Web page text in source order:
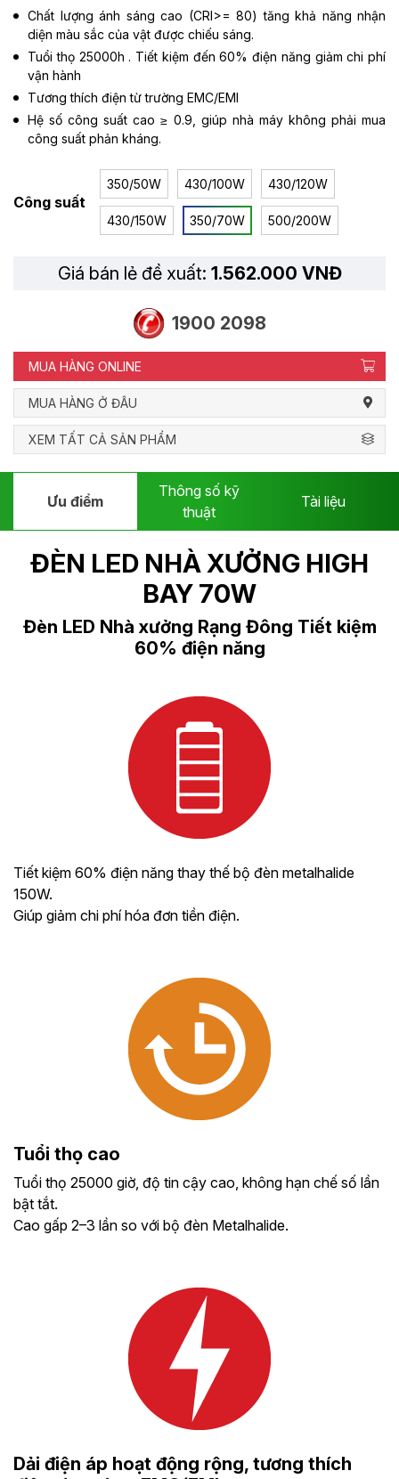
Chất lượng ánh sáng cao (CRI>= 80) tăng khả năng nhận
diện màu sắc của vật được chiếu sáng.
Tuổi thọ 25000h . Tiết kiệm đến 60% điện năng giảm chi phí
vận hành
Tương thích điện từ trường EMC/EMI
Hệ số công suất cao ≥ 0.9, giúp nhà máy không phải mua
công suất phản kháng.
Công suất
350/50W 430/100W 430/120W
430/150W 350/70W 500/200W
Giá bán lẻ đề xuất: 1.562.000 VNĐ
1900 2098
MUA HÀNG ONLINE
MUA HÀNG Ở ĐÂU
XEM TẤT CẢ SẢN PHẨM
Ưu điểm
Thông số kỹ
thuật
Tài liệu
ĐÈN LED NHÀ XƯỞNG HIGH
BAY 70W
Đèn LED Nhà xưởng Rạng Đông Tiết kiệm
60% điện năng
Tiết kiệm 60% điện năng thay thế bộ đèn metalhalide
150W.
Giúp giảm chi phí hóa đơn tiền điện.
Tuổi thọ cao
Tuổi thọ 25000 giờ, độ tin cậy cao, không hạn chế số lần
bật tắt.
Cao gấp 2–3 lần so với bộ đèn Metalhalide.
Dải điện áp hoạt động rộng, tương thích